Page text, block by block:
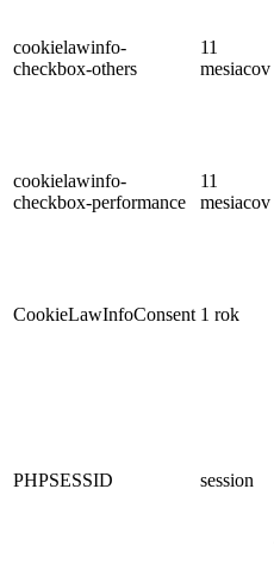
cookielawinfo-
checkbox-others
11
mesiacov
cookielawinfo-
checkbox-performance
11
mesiacov
CookieLawInfoConsent 1 rok
PHPSESSID session